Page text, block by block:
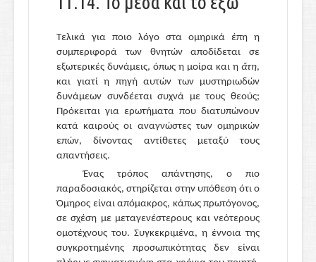
12.3.3. Το
κλέος του Τηλεμάχου: αναζήτηση και
12.3.4.Κλέοςκαι αρετή της Πηνελόπης
Τελικά για ποιο λόγο στα ομηρικά έπη η
συμπεριφορά των θνητών αποδίδεται σε
εξωτερικές δυνάμεις, όπως η μοίρα και η ἄτη,
και γιατί η πηγή αυτών των μυστηριωδών
δυνάμεων συνδέεται συχνά με τους θεούς;
Πρόκειται για ερωτήματα που διατυπώνουν
κατά καιρούς οι αναγνώστες των ομηρικών
επών, δίνοντας αντίθετες μεταξύ τους
απαντήσεις.
Ένας τρόπος απάντησης, ο πιο
παραδοσιακός, στηρίζεται στην υπόθεση ότι ο
Όμηρος είναι απόμακρος, κάπως πρωτόγονος,
σε σχέση με μεταγενέστερους και νεότερους
ομοτέχνους του. Συγκεκριμένα, η έννοια της
συγκροτημένης προσωπικότητας δεν είναι